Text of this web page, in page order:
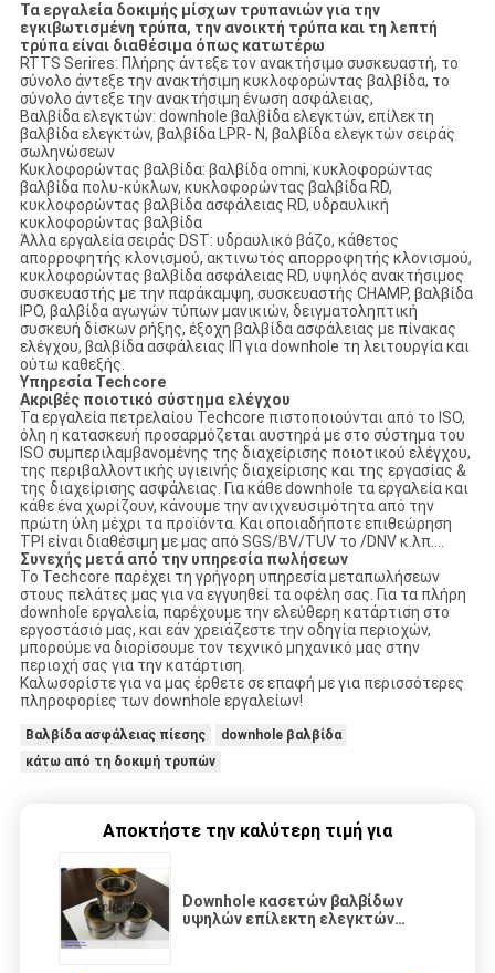
Τα εργαλεία δοκιμής μίσχων τρυπανιών για την
εγκιβωτισμένη τρύπα, την ανοικτή τρύπα και τη λεπτή
τρύπα είναι διαθέσιμα όπως κατωτέρω
RTTS Serires: Πλήρης άντεξε τον ανακτήσιμο συσκευαστή, το
σύνολο άντεξε την ανακτήσιμη κυκλοφορώντας βαλβίδα, το
σύνολο άντεξε την ανακτήσιμη ένωση ασφάλειας,
Βαλβίδα ελεγκτών: downhole βαλβίδα ελεγκτών, επίλεκτη
βαλβίδα ελεγκτών, βαλβίδα LPR- Ν, βαλβίδα ελεγκτών σειράς
σωληνώσεων
Κυκλοφορώντας βαλβίδα: βαλβίδα omni, κυκλοφορώντας
βαλβίδα πολυ-κύκλων, κυκλοφορώντας βαλβίδα RD,
κυκλοφορώντας βαλβίδα ασφάλειας RD, υδραυλική
κυκλοφορώντας βαλβίδα
Άλλα εργαλεία σειράς DST: υδραυλικό βάζο, κάθετος
απορροφητής κλονισμού, ακτινωτός απορροφητής κλονισμού,
κυκλοφορώντας βαλβίδα ασφάλειας RD, υψηλός ανακτήσιμος
συσκευαστής με την παράκαμψη, συσκευαστής CHAMP, βαλβίδα
IPO, βαλβίδα αγωγών τύπων μανικιών, δειγματοληπτική
συσκευή δίσκων ρήξης, έξοχη βαλβίδα ασφάλειας με πίνακας
ελέγχου, βαλβίδα ασφάλειας ΙΠ για downhole τη λειτουργία και
ούτω καθεξής.
Υπηρεσία Techcore
Ακριβές ποιοτικό σύστημα ελέγχου
Τα εργαλεία πετρελαίου Techcore πιστοποιούνται από το ISO,
όλη η κατασκευή προσαρμόζεται αυστηρά με στο σύστημα του
ISO συμπεριλαμβανομένης της διαχείρισης ποιοτικού ελέγχου,
της περιβαλλοντικής υγιεινής διαχείρισης και της εργασίας &
της διαχείρισης ασφάλειας. Για κάθε downhole τα εργαλεία και
κάθε ένα χωρίζουν, κάνουμε την ανιχνευσιμότητα από την
πρώτη ύλη μέχρι τα προϊόντα. Και οποιαδήποτε επιθεώρηση
TPI είναι διαθέσιμη με μας από SGS/BV/TUV το /DNV κ.λπ….
Συνεχής μετά από την υπηρεσία πωλήσεων
Το Techcore παρέχει τη γρήγορη υπηρεσία μεταπωλήσεων
στους πελάτες μας για να εγγυηθεί τα οφέλη σας. Για τα πλήρη
downhole εργαλεία, παρέχουμε την ελεύθερη κατάρτιση στο
εργοστάσιό μας, και εάν χρειάζεστε την οδηγία περιοχών,
μπορούμε να διορίσουμε τον τεχνικό μηχανικό μας στην
περιοχή σας για την κατάρτιση.
Καλωσορίστε για να μας έρθετε σε επαφή με για περισσότερες
πληροφορίες των downhole εργαλείων!
Βαλβίδα ασφάλειας πίεσης
downhole βαλβίδα
κάτω από τη δοκιμή τρυπών
Αποκτήστε την καλύτερη τιμή για
Downhole κασετών βαλβίδων
υψηλών επίλεκτη ελεγκτών